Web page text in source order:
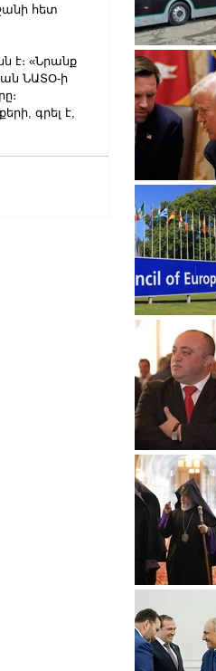
հետ
«Նրանք
ՆԱՏՕ-ի
գրել է,